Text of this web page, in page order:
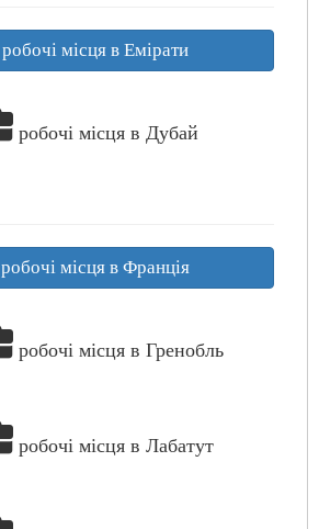
робочі місця в Емірати
робочі місця в Дубай
робочі місця в Франція
робочі місця в Гренобль
робочі місця в Лабатут